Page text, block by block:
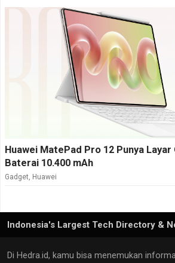
Huawei MatePad Pro 12 Punya Layar
Baterai 10.400 mAh
Gadget, Huawei
Indonesia's Largest Tech Directory &
Di Hedra.id, kamu bisa menemukan